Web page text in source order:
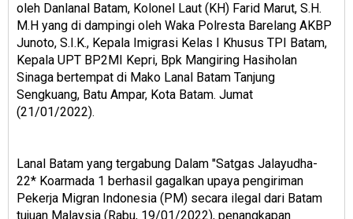
oleh Danlanal Batam, Kolonel Laut (KH) Farid Marut, S.H.
M.H yang di dampingi oleh Waka Polresta Barelang AKBP
Junoto, S.I.K., Kepala Imigrasi Kelas I Khusus TPI Batam,
Kepala UPT BP2MI Kepri, Bpk Mangiring Hasiholan
Sinaga bertempat di Mako Lanal Batam Tanjung
Sengkuang, Batu Ampar, Kota Batam. Jumat
(21/01/2022).
Lanal Batam yang tergabung Dalam "Satgas Jalayudha-
22* Koarmada 1 berhasil gagalkan upaya pengiriman
Pekerja Migran Indonesia (PM) secara ilegal dari Batam
tujuan Malaysia (Rabu, 19/01/2022), penangkapan